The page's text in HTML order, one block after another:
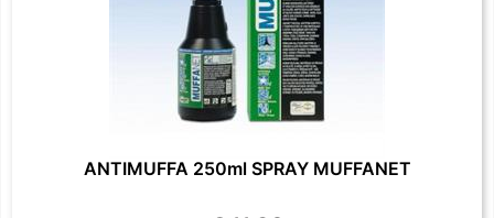
ANTIMUFFA 250ml SPRAY MUFFANET